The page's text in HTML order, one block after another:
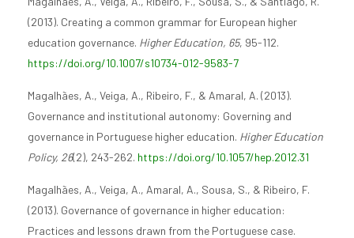
(2013). Creating a common grammar for European higher
education governance. Higher Education, 65, 95-112.
https://doi.org/10.1007/s10734-012-9583-7
Magalhães, A., Veiga, A., Ribeiro, F., & Amaral, A. (2013).
Governance and institutional autonomy: Governing and
governance in Portuguese higher education. Higher Education
Policy, 26(2), 243-262. https://doi.org/10.1057/hep.2012.31
Magalhães, A., Veiga, A., Amaral, A., Sousa, S., & Ribeiro, F.
(2013). Governance of governance in higher education:
Practices and lessons drawn from the Portuguese case.